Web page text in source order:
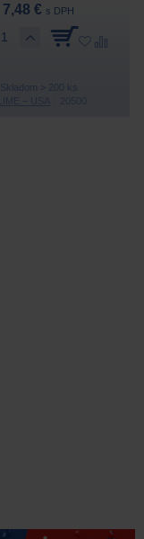
7,48 € s DPH
Skladom > 200 ks